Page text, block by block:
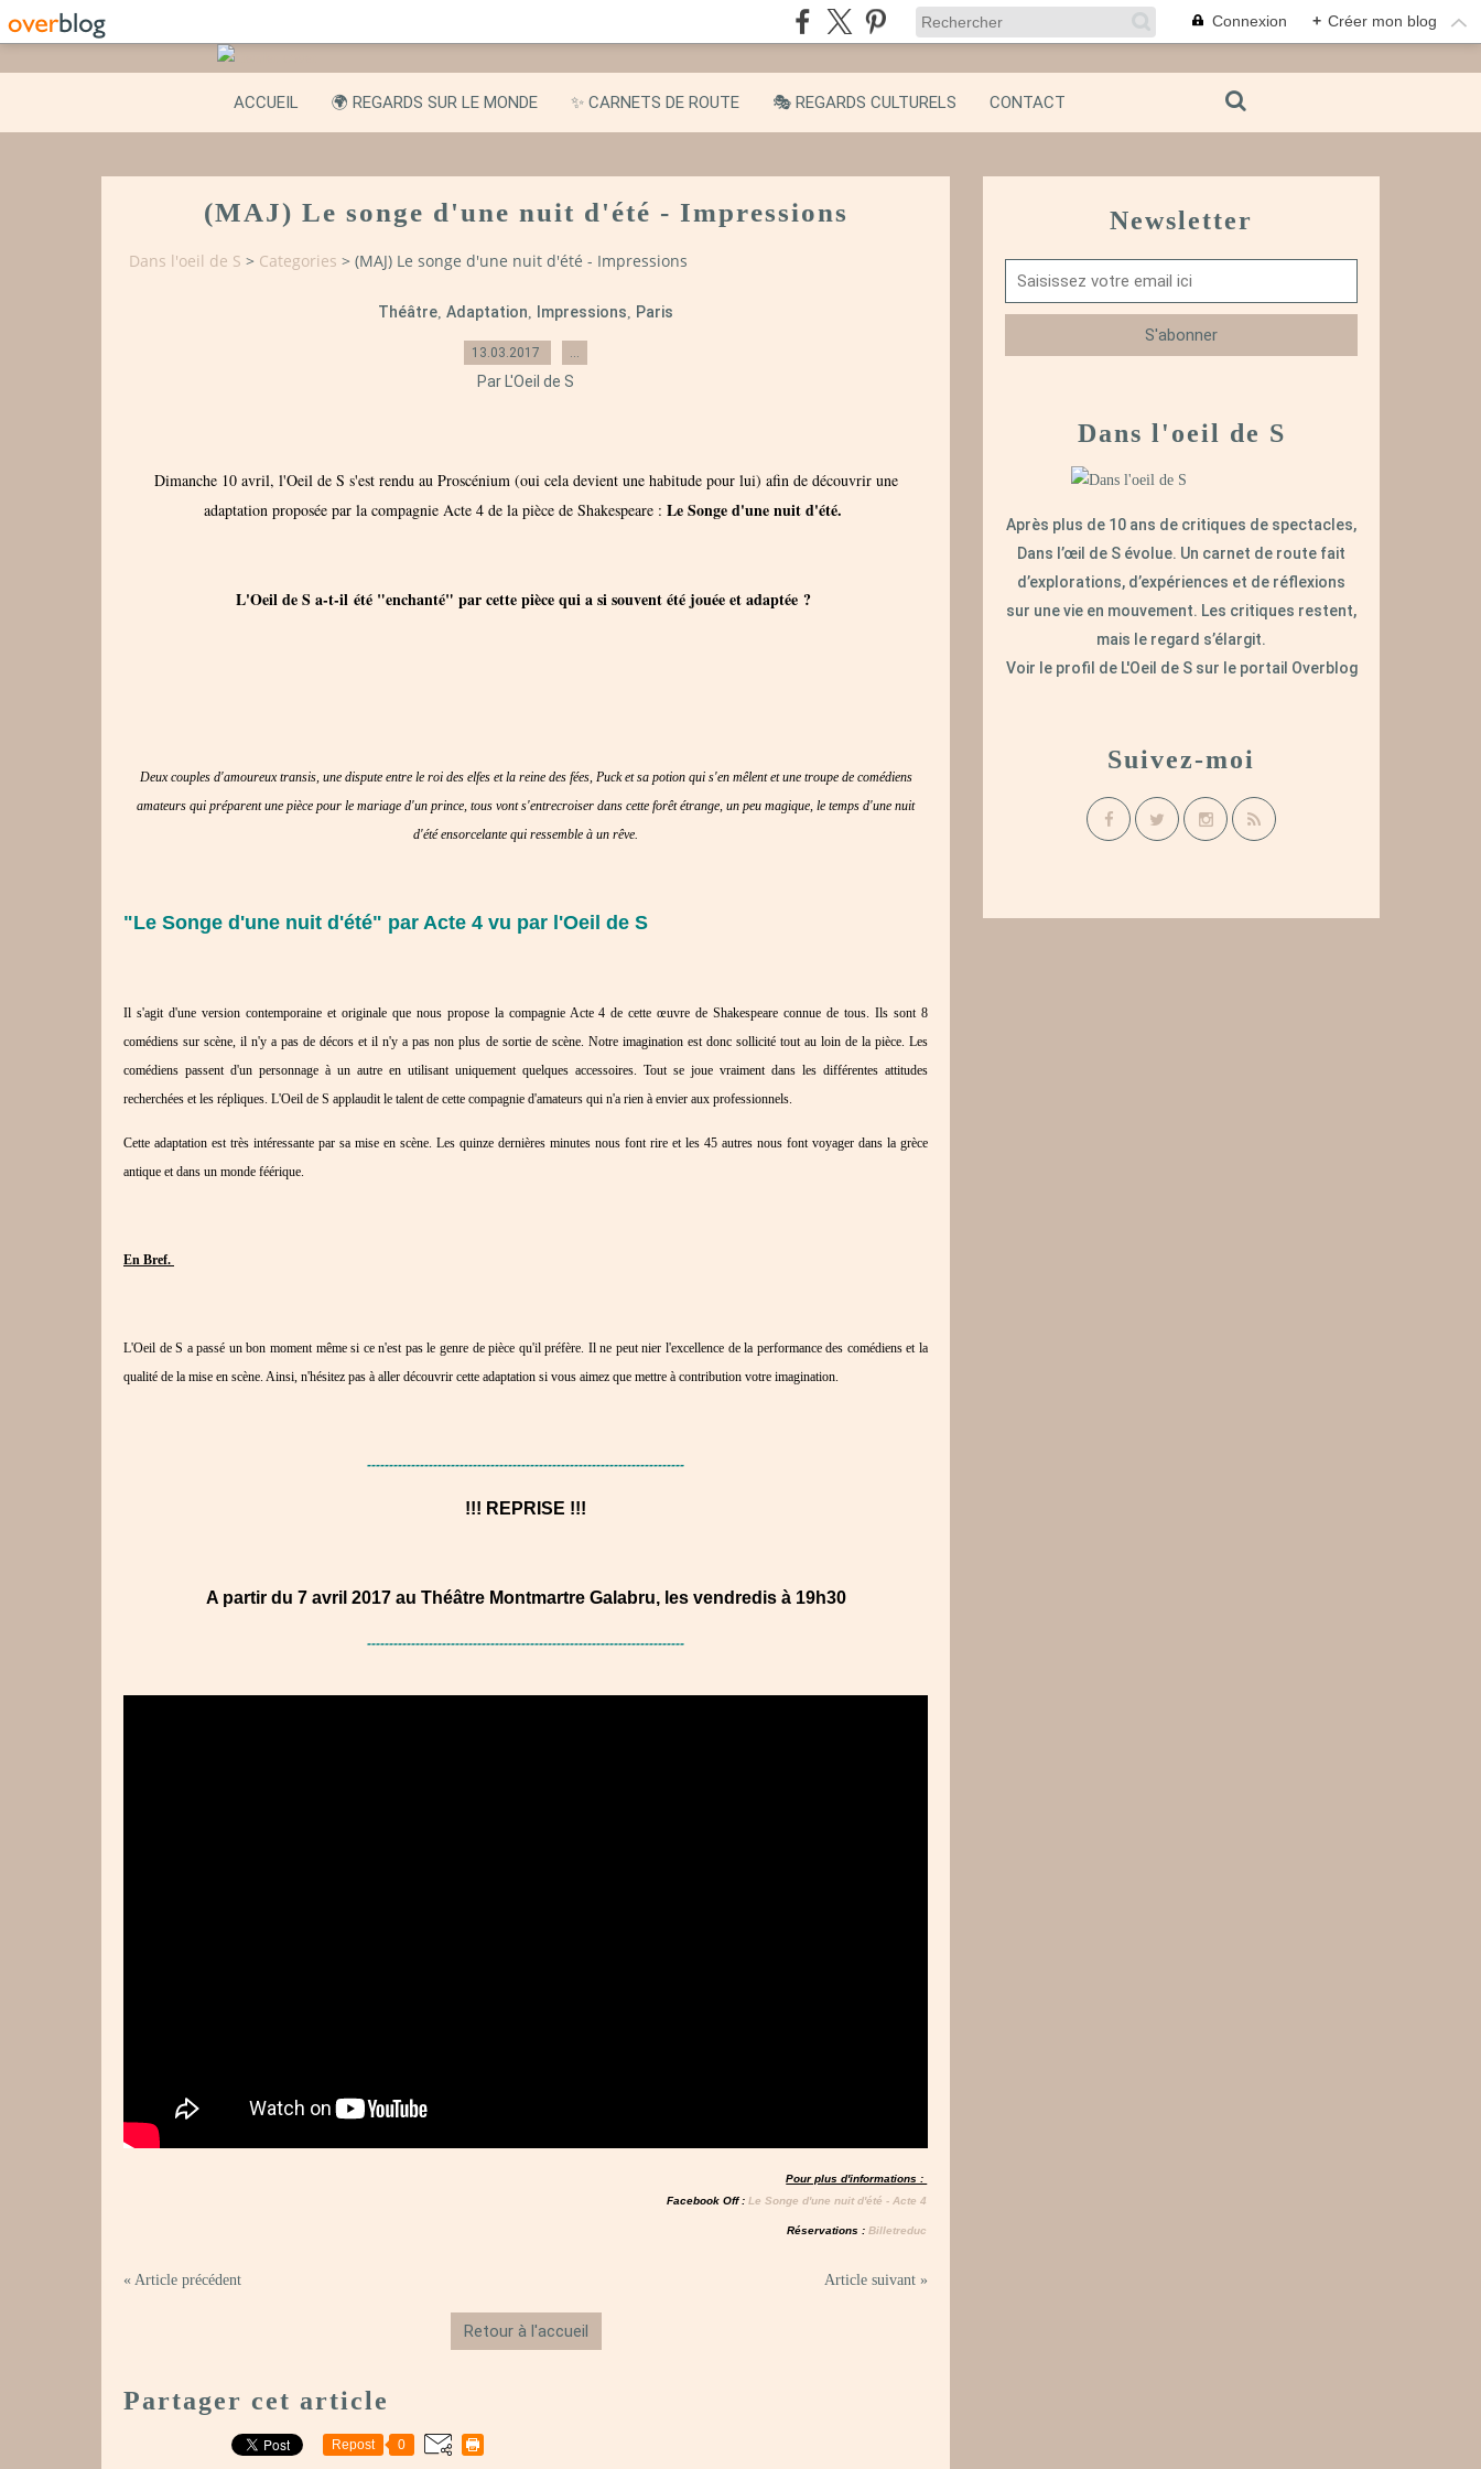
Connexion + Créer mon blog
ACCUEIL 🌍 REGARDS SUR LE MONDE ✨ CARNETS DE ROUTE 🎭 REGARDS CULTURELS CONTACT
(MAJ) Le songe d'une nuit d'été - Impressions
Dans l'oeil de S > Categories > (MAJ) Le songe d'une nuit d'été - Impressions
Théâtre Adaptation Impressions Paris
13.03.2017
Par L'Oeil de S
Dimanche 10 avril, l'Oeil de S s'est rendu au Proscénium (oui cela devient une habitude pour lui) afin de découvrir une
adaptation proposée par la compagnie Acte 4 de la pièce de Shakespeare : Le Songe d'une nuit d'été.
L'Oeil de S a-t-il été "enchanté" par cette pièce qui a si souvent été jouée et adaptée ?
Deux couples d'amoureux transis, une dispute entre le roi des elfes et la reine des fées, Puck et sa potion qui s'en mêlent et une troupe de comédiens
amateurs qui préparent une pièce pour le mariage d'un prince, tous vont s'entrecroiser dans cette forêt étrange, un peu magique, le temps d'une nuit
d'été ensorcelante qui ressemble à un rêve.
"Le Songe d'une nuit d'été" par Acte 4 vu par l'Oeil de S
Il s'agit d'une version contemporaine et originale que nous propose la compagnie Acte 4 de cette œuvre de Shakespeare connue de tous. Ils sont 8
comédiens sur scène, il n'y a pas de décors et il n'y a pas non plus de sortie de scène. Notre imagination est donc sollicité tout au loin de la pièce. Les
comédiens passent d'un personnage à un autre en utilisant uniquement quelques accessoires. Tout se joue vraiment dans les différentes attitudes
recherchées et les répliques. L'Oeil de S applaudit le talent de cette compagnie d'amateurs qui n'a rien à envier aux professionnels.
Cette adaptation est très intéressante par sa mise en scène. Les quinze dernières minutes nous font rire et les 45 autres nous font voyager dans la grèce
antique et dans un monde féérique.
En Bref.
L'Oeil de S a passé un bon moment même si ce n'est pas le genre de pièce qu'il préfère. Il ne peut nier l'excellence de la performance des comédiens et la
qualité de la mise en scène. Ainsi, n'hésitez pas à aller découvrir cette adaptation si vous aimez que mettre à contribution votre imagination.
------------------------------------------------------------------------
!!! REPRISE !!!
A partir du 7 avril 2017 au Théâtre Montmartre Galabru, les vendredis à 19h30
------------------------------------------------------------------------
Pour plus d'informations :
Facebook Off :Le Songe d'une nuit d'été - Acte 4
Réservations :Billetreduc
« Article précédent Article suivant »
Retour à l'accueil
Partager cet article
Repost 0
Newsletter
Dans l'oeil de S
Après plus de 10 ans de critiques de spectacles,
Dans l’œil de S évolue. Un carnet de route fait
d’explorations, d’expériences et de réflexions
sur une vie en mouvement. Les critiques restent,
mais le regard s’élargit.
Voir le profil de L'Oeil de Ssur le portail Overblog
Suivez-moi